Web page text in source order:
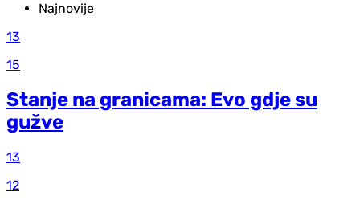
Najnovije
13
15
Stanje na granicama: Evo gdje su
gužve
13
12